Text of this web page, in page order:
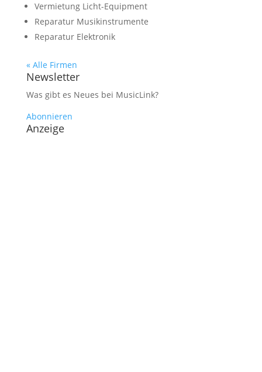
Vermietung Licht-Equipment
Reparatur Musikinstrumente
Reparatur Elektronik
« Alle Firmen
Newsletter
Was gibt es Neues bei MusicLink?
Abonnieren
Anzeige